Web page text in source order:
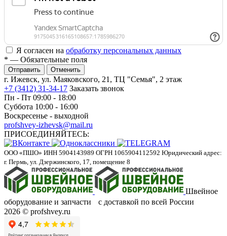
Я согласен на обработку персональных данных
* — Обязательные поля
Отменить
г. Ижевск, ул. Маяковского, 21, ТЦ "Семья", 2 этаж
+7 (3412) 31-34-17 Заказать звонок
Пн - Пт 09:00 - 18:00
Суббота 10:00 - 16:00
Воскресенье - выходной
profshvey-izhevsk@mail.ru
ПРИСОЕДИНЯЙТЕСЬ:
ООО «ПШО» ИНН 5904143989 ОГРН 1065904112592 Юридический адрес:
г. Пермь, ул. Дзержинского, 17, помещение 8
Швейное
оборудование и запчасти с доставкой по всей России
2026 © profshvey.ru